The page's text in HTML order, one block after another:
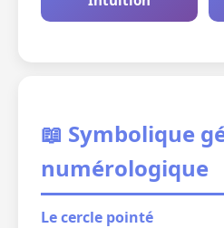
📖 Symbolique
numérologique
Le cercle pointé